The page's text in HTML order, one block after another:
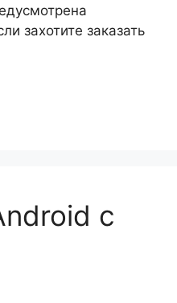
захотите заказать
с